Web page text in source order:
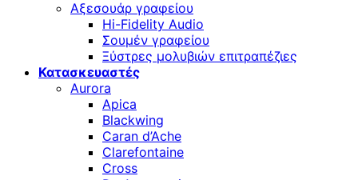
Αξεσουάρ γραφείου
Hi-Fidelity Audio
Σουμέν γραφείου
Ξύστρες μολυβιών επιτραπέζιες
Κατασκευαστές
Aurora
Apica
Blackwing
Caran d’Ache
Clarefontaine
Cross